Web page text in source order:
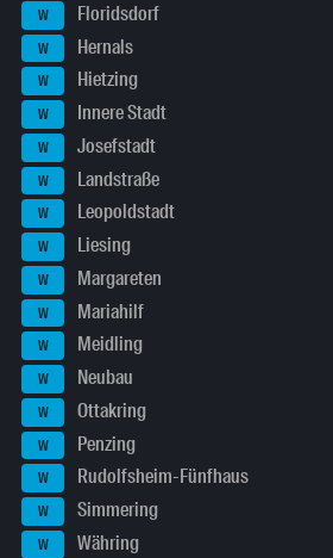
W Floridsdorf
W Hernals
W Hietzing
W Innere Stadt
W Josefstadt
W Landstraße
W Leopoldstadt
W Liesing
W Margareten
W Mariahilf
W Meidling
W Neubau
W Ottakring
W Penzing
W Rudolfsheim-Fünfhaus
W Simmering
W Währing